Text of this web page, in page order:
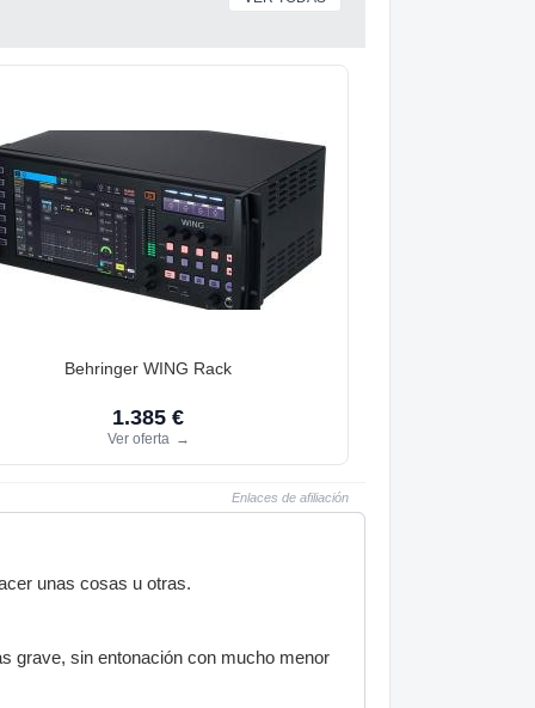
Behringer WING Rack
1.385 €
Ver oferta →
Enlaces de afiliación
unas cosas u otras.
grave, sin entonación con mucho menor